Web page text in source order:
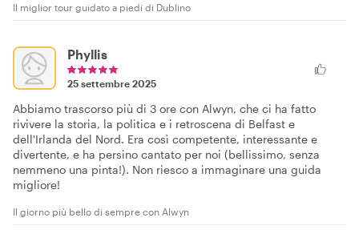
Il miglior tour guidato a piedi di Dublino
Phyllis
25 settembre 2025
Abbiamo trascorso più di 3 ore con Alwyn, che ci ha fatto
rivivere la storia, la politica e i retroscena di Belfast e
dell'Irlanda del Nord. Era così competente, interessante e
divertente, e ha persino cantato per noi (bellissimo, senza
nemmeno una pinta!). Non riesco a immaginare una guida
migliore!
Il giorno più bello di sempre con Alwyn